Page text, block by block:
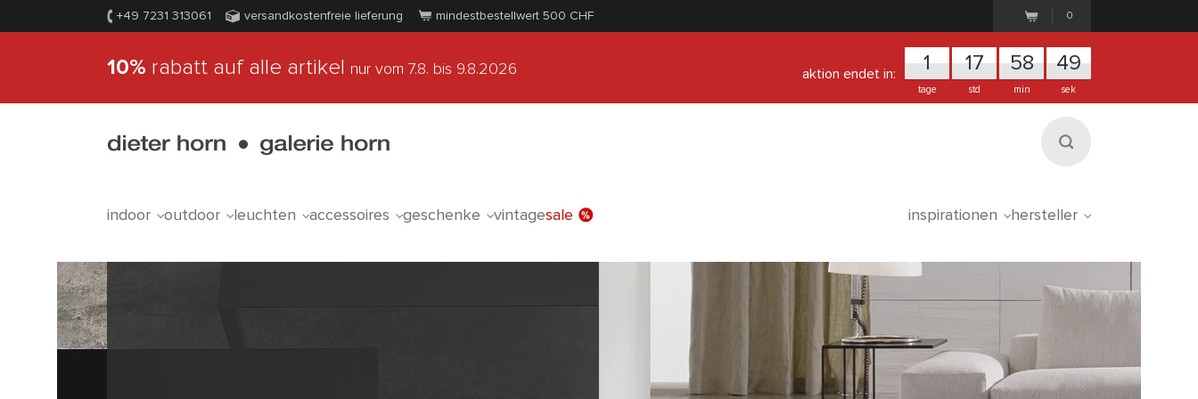
+49 7231 313061 versandkostenfreie lieferung mindestbestellwert 500 CHF 0
10% rabatt auf alle artikel nur vom 7.8. bis 9.8.2026 aktion endet in: 1
tage
17
std
58
min
48
sek
indoor outdoor leuchten accessoires geschenke vintagesale inspirationen hersteller